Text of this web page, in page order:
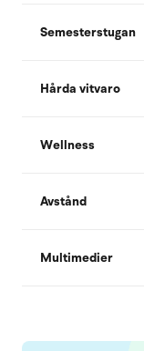
Semesterstugan
Hårda vitvaro
Wellness
Avstånd
Multimedier